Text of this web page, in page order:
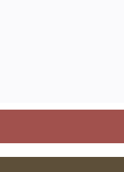
産買取・